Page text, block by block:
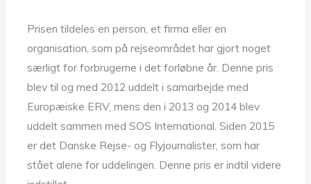
Prisen tildeles en person, et firma eller en
organisation, som på rejseområdet har gjort noget
særligt for forbrugerne i det forløbne år. Denne pris
blev til og med 2012 uddelt i samarbejde med
Europæiske ERV, mens den i 2013 og 2014 blev
uddelt sammen med SOS International. Siden 2015
er det Danske Rejse- og Flyjournalister, som har
stået alene for uddelingen. Denne pris er indtil videre